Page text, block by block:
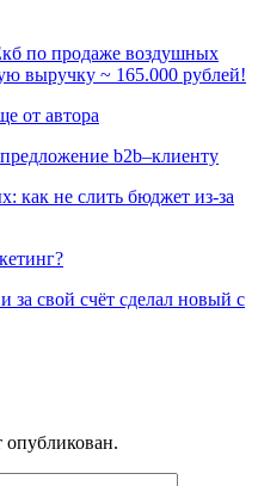
по продаже воздушных
выручку ~ 165.000 рублей!
от автора
b2b–клиенту
как не слить бюджет из-за
за свой счёт сделал новый с
опубликован.